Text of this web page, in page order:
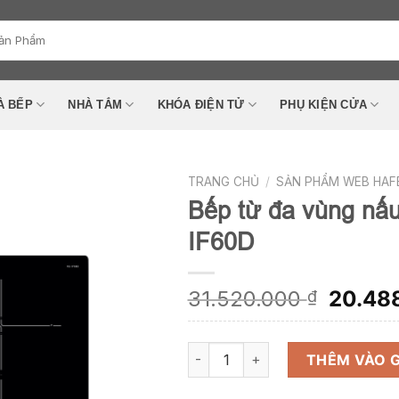
BẾP NHÀ TẮM KHÓA ĐIỆN TỬ PHỤ KIỆN CỬA
TRANG CHỦ / SẢN PHẨM WEB
Bếp từ đa vùng
IF60D
31.520.000₫
Giá
gốc
là:
Bếp từ đa vùng nấu Hafele HC-
THÊM VÀO